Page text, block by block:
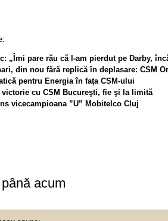
„Îmi pare rău că l-am pierdut pe Darby,
din nou fără replică în deplasare: CSM
pentru Energia în faţa CSM-ului
victorie cu CSM Bucureşti, fie şi la limită
vicecampioana ”U” Mobitelco Cluj
acum